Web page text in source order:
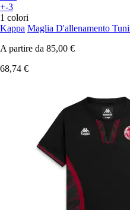
+-3
1 colori
Kappa Maglia D'allenamento
A partire da 85,00 €
68,74 €